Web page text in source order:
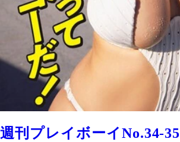
週刊プレイボーイNo.34-35